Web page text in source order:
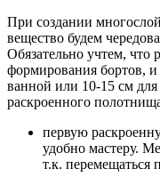
При создании
вещество будем
Обязательно учтем, что
формирования бортов,
ванной или 10-15 см
раскроенного
первую
удобно мастеру.
т.к. перемещаться